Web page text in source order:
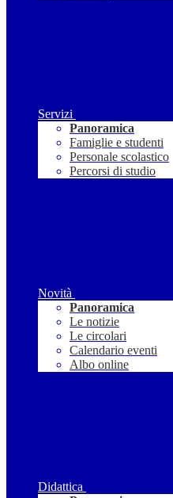
Servizi
Panoramica
Famiglie e studenti
Personale scolastico
Percorsi di studio
Novità
Panoramica
Le notizie
Le circolari
Calendario eventi
Albo online
Didattica